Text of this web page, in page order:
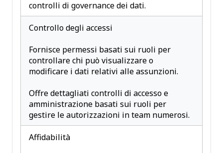
controlli di governance dei dati.
Controllo degli accessi
Fornisce permessi basati sui ruoli per
controllare chi può visualizzare o
modificare i dati relativi alle assunzioni.
Offre dettagliati controlli di accesso e
amministrazione basati sui ruoli per
gestire le autorizzazioni in team numerosi.
Affidabilità